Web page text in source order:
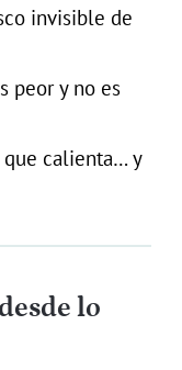
invisible de
peor y no es
que calienta… y
lo